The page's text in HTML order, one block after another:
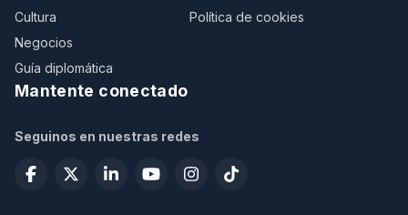
Cultura
Negocios
Guía diplomática
Política de cookies
Mantente conectado
Seguinos en nuestras redes